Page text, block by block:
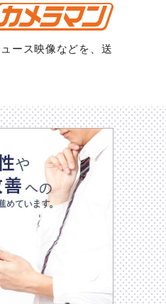
ース映像などを、送